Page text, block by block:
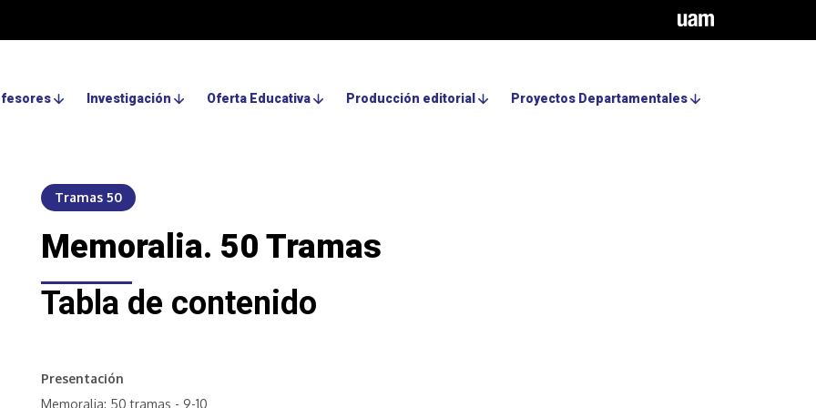
Investigación Oferta Educativa Producción editorial Proyectos Departamentales
Tramas 50
Memoralia. 50 Tramas
Tabla de contenido
Presentación
Memoralia: 50 tramas - 9-10